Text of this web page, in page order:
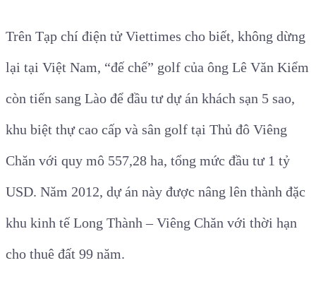
Trên Tạp chí điện tử Viettimes cho biết, không dừng
lại tại Việt Nam, “đế chế” golf của ông Lê Văn Kiểm
còn tiến sang Lào để đầu tư dự án khách sạn 5 sao,
khu biệt thự cao cấp và sân golf tại Thủ đô Viêng
Chăn với quy mô 557,28 ha, tổng mức đầu tư 1 tỷ
USD. Năm 2012, dự án này được nâng lên thành đặc
khu kinh tế Long Thành – Viêng Chăn với thời hạn
cho thuê đất 99 năm.